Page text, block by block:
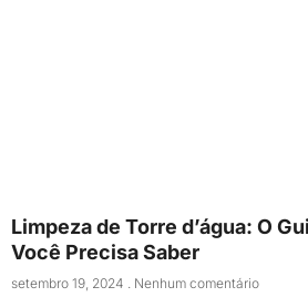
Limpeza de Torre d’água: O
Você Precisa Saber
setembro 19, 2024 Nenhum comentário